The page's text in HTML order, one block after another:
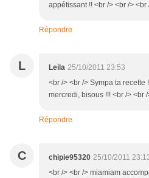
appétissant !! <br /> <br /> <br
Répondre
L Leila 25/10/2011 23:53
<br /> <br /> Sympa ta recette
mercredi, bisous !!! <br /> <br
Répondre
C chipie95320 25/10/2011
<br /> <br /> miamiam